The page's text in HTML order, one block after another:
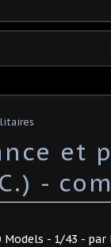
et
​-
- 1/43 - par